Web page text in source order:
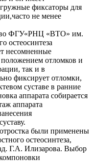
фиксаторы для
не менее
во ФГУ«РНЦ «ВТО» им.
остеосинтеза
несомненные
положением отломков и
так и в
фиксирует отломки,
суставе в ранние
аппарата собирается
аппарата
были применены
остеосинтеза,
Г.А. Илизарова. Выбор